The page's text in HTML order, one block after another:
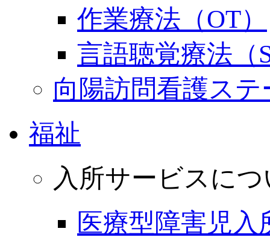
作業療法（OT）
言語聴覚療法（
向陽訪問看護ス
福祉
入所サービスに
医療型障害児入